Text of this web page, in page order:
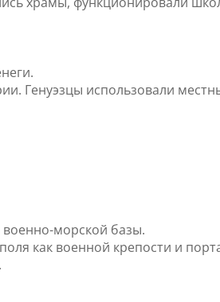
Генуэзцы использовали
морской базы.
как военной крепости и